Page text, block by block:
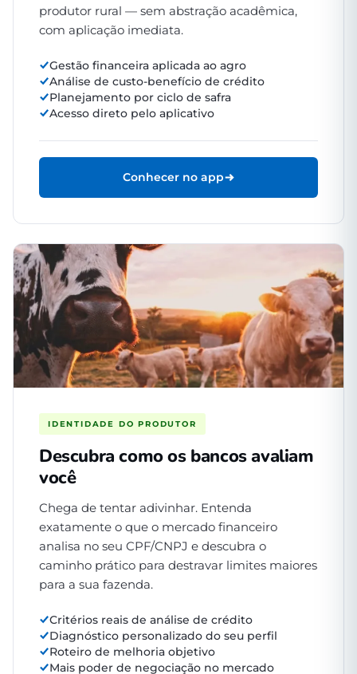
produtor rural — sem abstração acadêmica,
com aplicação imediata.
Gestão financeira aplicada ao agro
Análise de custo-benefício de crédito
Planejamento por ciclo de safra
Acesso direto pelo aplicativo
Conhecer no app
IDENTIDADE DO PRODUTOR
Descubra como os bancos avaliam
você
Chega de tentar adivinhar. Entenda
exatamente o que o mercado financeiro
analisa no seu CPF/CNPJ e descubra o
caminho prático para destravar limites maiores
para a sua fazenda.
Critérios reais de análise de crédito
Diagnóstico personalizado do seu perfil
Roteiro de melhoria objetivo
Mais poder de negociação no mercado